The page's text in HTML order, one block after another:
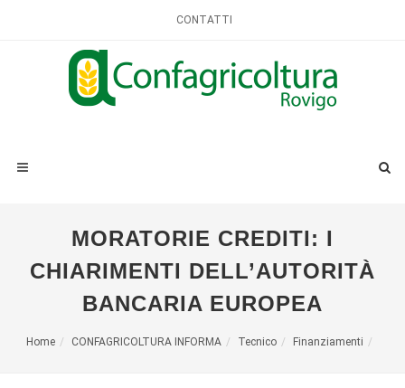
CONTATTI
MORATORIE CREDITI: I
CHIARIMENTI DELL’AUTORITÀ
BANCARIA EUROPEA
Home CONFAGRICOLTURA INFORMA Tecnico Finanziamenti